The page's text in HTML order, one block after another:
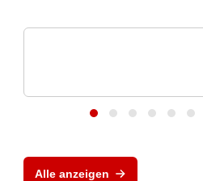
Alle anzeigen